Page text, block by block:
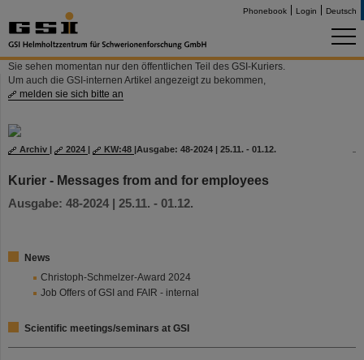
Phonebook Login Deutsch
Sie sehen momentan nur den öffentlichen Teil des GSI-Kuriers.
Um auch die GSI-internen Artikel angezeigt zu bekommen,
melden sie sich bitte an
Archiv | 2024 | KW:48 |Ausgabe: 48-2024 | 25.11. - 01.12.
Kurier - Messages from and for employees
Ausgabe: 48-2024 | 25.11. - 01.12.
News
Christoph-Schmelzer-Award 2024
Job Offers of GSI and FAIR - internal
Scientific meetings/seminars at GSI